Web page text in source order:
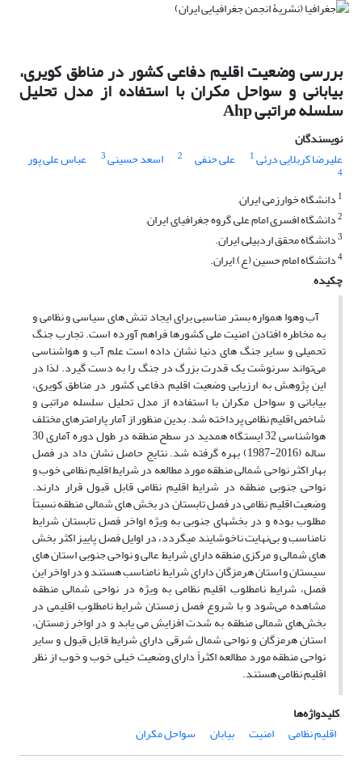
بررسی وضعیت اقلیم دفاعی کشور در مناطق کویری،
بیابانی و سواحل مکران با استفاده از مدل تحلیل
سلسله مراتبی Ahp
نویسندگان
علیرضا کربلایی درئی1 علی حنفی 2 اسعد حسینی3 عباس علی پور
4
1 دانشگاه خوارزمی, ایران,
2دانشگاه افسری امام علی, گروه جغرافیای, ایران,
3دانشگاه محقق اردبیلی, ایران.
4دانشگاه امام حسین (ع), ایران.
چکیده
آب وهوا همواره بستر مناسبى براى ایجاد تنش هاى سیاسى و نظامى و
به مخاطره افتادن امنیت ملى کشورها فراهم آورده است. تجارب جنگ
تحمیلی و سایر جنگ های دنیا نشان داده است علم آب‌ و هواشناسی
می‌تواند سرنوشت یک قدرت بزرگ در جنگ را به دست گیرد. لذا در
این پژوهش به ارزیابی وضعیت اقلیم دفاعی کشور در مناطق کویری،
بیابانی و سواحل مکران با استفاده از مدل تحلیل سلسله مراتبی و
شاخص اقلیم نظامی پرداخته شد. بدین منظور از آمار پارامترهای مختلف
هواشناسی 32 ایستگاه همدید در سطح منطقه در طول دوره آماری 30
ساله (2016-1987) بهره گرفته شد. نتایج حاصل نشان داد در فصل
بهار اکثر نواحی شمالی منطقه مورد مطالعه در شرایط اقلیم نظامی خوب و
نواحی جنوبی منطقه در شرایط اقلیم نظامی قابل قبول قرار دارند.
وضعیت اقلیم نظامی در فصل تابستان در بخش ‌های شمالی منطقه نسبتاً
مطلوب بوده و در بخشهای جنوبی به ویژه اواخر فصل تابستان شرایط
نامناسب و بی‌نهایت ناخوشایند میگردد، در اوایل فصل پاییز اکثر بخش
‌های شمالی و مرکزی منطقه دارای شرایط عالی و نواحی جنوبی استان های
سیستان و استان هرمزگان دارای شرایط نامناسب هستند و در اواخر این
فصل، شرایط نامطلوب اقلیم نظامی به ویژه در نواحی شمالی منطقه
مشاهده می‌شود و با شروع فصل زمستان شرایط نامطلوب اقلیمی در
بخش‌های شمالی منطقه به شدت افزایش می یابد و در اواخر زمستان،
استان هرمزگان و نواحی شمال شرقی دارای شرایط قابل ‌قبول و سایر
نواحی منطقه مورد مطالعه اکثراً دارای وضعیت خیلی خوب و خوب از نظر
اقلیم نظامی هستند.
کلیدواژه‌ها
اقلیم نظامی
امنیت بیابان سواحل مکران